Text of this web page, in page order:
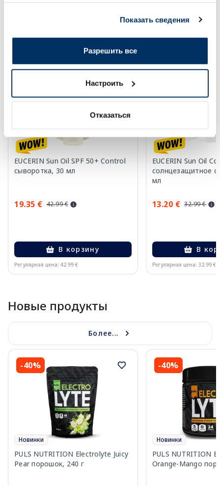
Показать сведения
Разрешить все
Настроить
Отказаться
Солнечная защита летом ☀️
Более...
-55%
EUCERIN Sun Oil SPF 50+ Control
сыворотка, 30 мл
19.35 € 42.99 €
В корзину
Регулярная цена: 42.99 €
-60%
EUCERIN Sun Oil
солнцезащитное
мл
13.20 € 32.99 €
В
Регулярная цена: 32.99 €
Новые продукты
Более...
-40%
Новинки
PULS NUTRITION Electrolyte Juicy
Pear порошок, 240 г
-40%
Новинки
PULS NUTRITION
Orange-Mango